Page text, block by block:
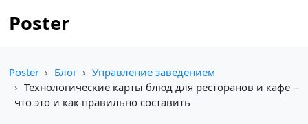
Poster
Poster Блог
Управление заведением
Технологические карты блюд для ресторанов и кафе –
что это и как правильно составить